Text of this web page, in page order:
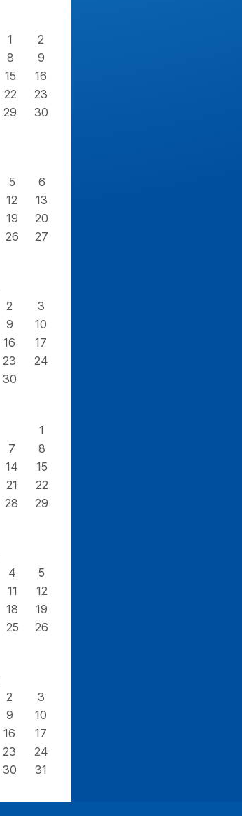
1
2
8
9
15
16
22
23
29
30
5
6
12
13
19
20
26
27
2
3
9
10
16
17
23
24
30
1
7
8
14
15
21
22
28
29
4
5
11
12
18
19
25
26
2
3
9
10
16
17
23
24
30 31